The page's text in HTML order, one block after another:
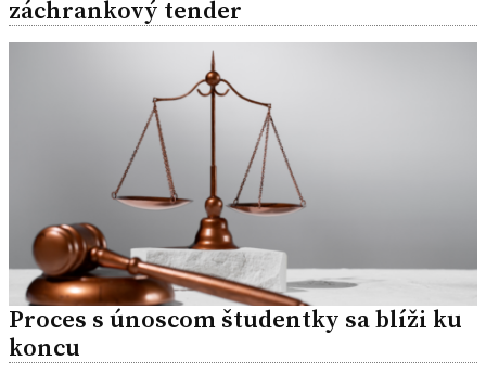
záchrankový tender
Proces s únoscom študentky sa blíži ku
koncu